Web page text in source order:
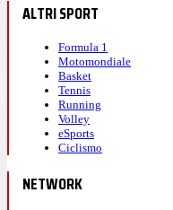
ALTRI SPORT
Formula 1
Motomondiale
Basket
Tennis
Running
Volley
eSports
Ciclismo
NETWORK